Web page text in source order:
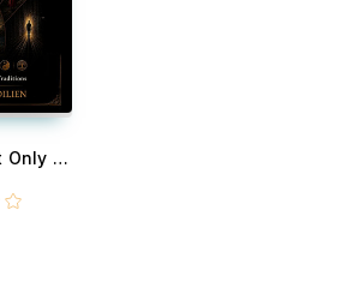
Many Ways but Only One Path - The Hidden Code Behind All Traditions